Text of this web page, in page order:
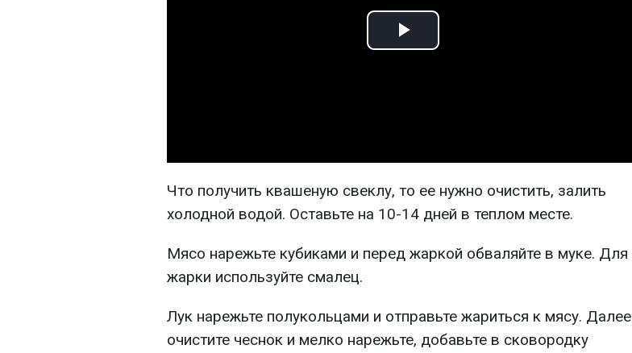
Play
Что получить квашеную свеклу, то ее нужно очистить, залить
холодной водой. Оставьте на 10-14 дней в теплом месте.
Мясо нарежьте кубиками и перед жаркой обваляйте в муке. Для
жарки используйте смалец.
Лук нарежьте полукольцами и отправьте жариться к мясу. Далее
очистите чеснок и мелко нарежьте, добавьте в сковородку